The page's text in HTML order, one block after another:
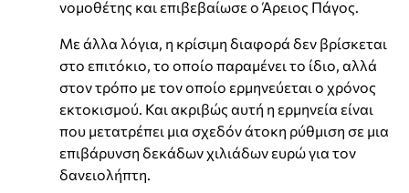
νομοθέτης και επιβεβαίωσε ο Άρειος Πάγος.
Με άλλα λόγια, η κρίσιμη διαφορά δεν βρίσκεται
στο επιτόκιο, το οποίο παραμένει το ίδιο, αλλά
στον τρόπο με τον οποίο ερμηνεύεται ο χρόνος
εκτοκισμού. Και ακριβώς αυτή η ερμηνεία είναι
που μετατρέπει μια σχεδόν άτοκη ρύθμιση σε μια
επιβάρυνση δεκάδων χιλιάδων ευρώ για τον
δανειολήπτη.